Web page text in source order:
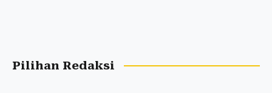
Pilihan Redaksi